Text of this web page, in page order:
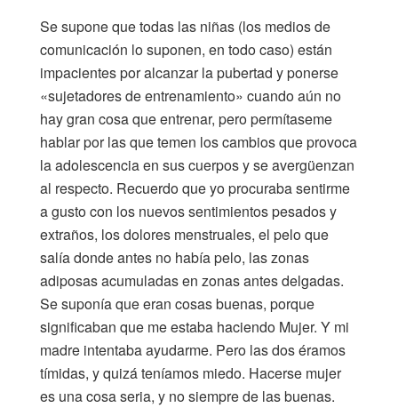
Se supone que todas las niñas (los medios de
comunicación lo suponen, en todo caso) están
impacientes por alcanzar la pubertad y ponerse
«sujetadores de entrenamiento» cuando aún no
hay gran cosa que entrenar, pero permítaseme
hablar por las que temen los cambios que provoca
la adolescencia en sus cuerpos y se avergüenzan
al respecto. Recuerdo que yo procuraba sentirme
a gusto con los nuevos sentimientos pesados y
extraños, los dolores menstruales, el pelo que
salía donde antes no había pelo, las zonas
adiposas acumuladas en zonas antes delgadas.
Se suponía que eran cosas buenas, porque
significaban que me estaba haciendo Mujer. Y mi
madre intentaba ayudarme. Pero las dos éramos
tímidas, y quizá teníamos miedo. Hacerse mujer
es una cosa seria, y no siempre de las buenas.